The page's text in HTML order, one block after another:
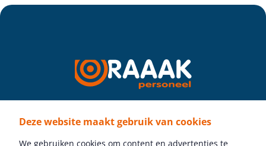
Deze website maakt gebruik van cookies
We gebruiken cookies om content en advertenties te
Volg ons